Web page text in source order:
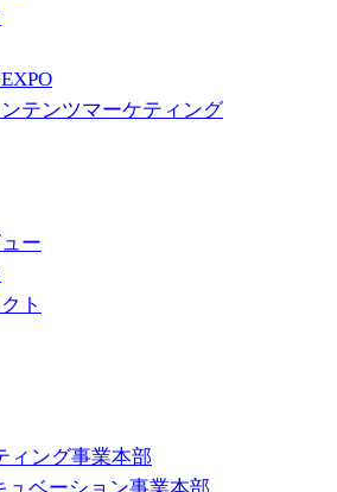
テンツマーケティング
ー
ト
ィング事業本部